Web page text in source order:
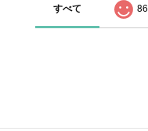
すべて 86